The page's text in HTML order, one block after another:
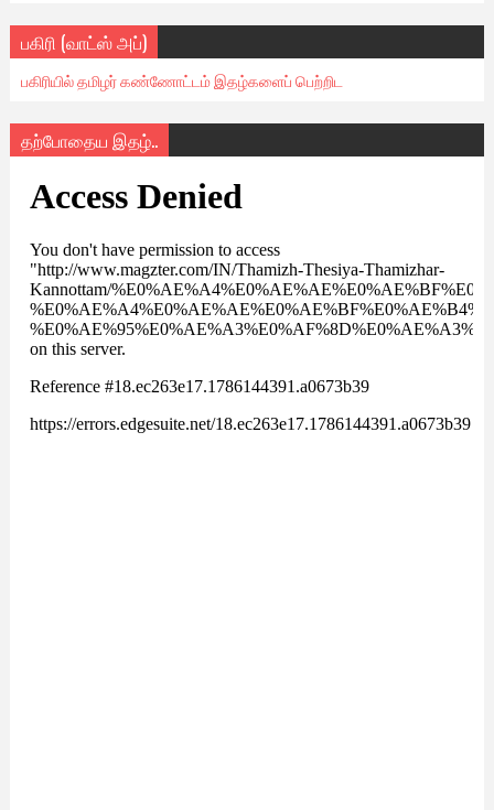
பகிரி (வாட்ஸ் அப்)
பகிரியில் தமிழர் கண்ணோட்டம் இதழ்களைப் பெற்றிட
தற்போதைய இதழ்..